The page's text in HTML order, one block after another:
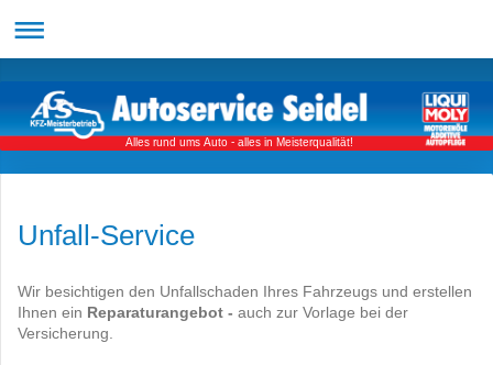
Alles rund ums Auto - alles in Meisterqualität!
Unfall-Service
Wir besichtigen den Unfallschaden Ihres Fahrzeugs und erstellen
Ihnen ein Reparaturangebot - auch zur Vorlage bei der
Versicherung.